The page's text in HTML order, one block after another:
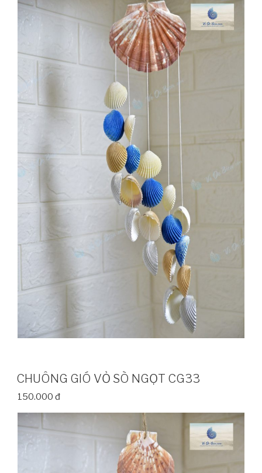
CHUÔNG GIÓ VỎ SÒ NGỌT CG33
150.000 đ